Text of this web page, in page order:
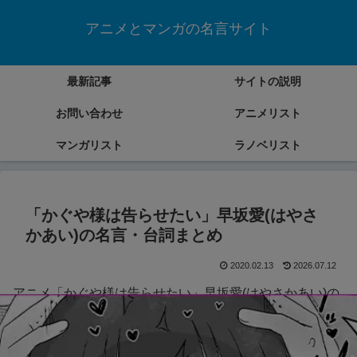
アニメとマンガの名言サイト
最新記事 サイトの説明
お問い合わせ アニメリスト
マンガリスト ラノベリスト
「かぐや様は告らせたい」早坂愛(はやさ
かあい)の名言・台詞まとめ
2020.02.13 2026.07.12
アニメ「かぐや様は告らせたい」早坂愛(はやさかあい)の
名言・台詞をまとめていきます。